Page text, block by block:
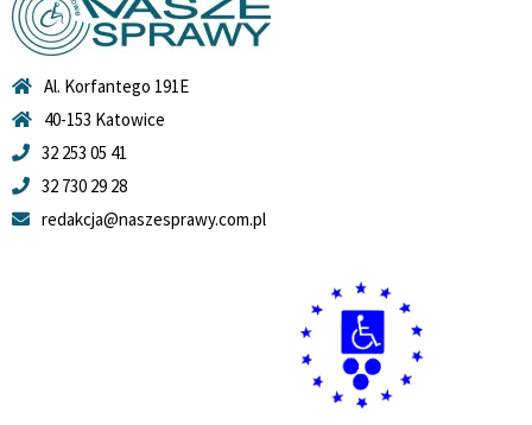
Al. Korfantego 191E
40-153 Katowice
32 253 05 41
32 730 29 28
redakcja@naszesprawy.com.pl